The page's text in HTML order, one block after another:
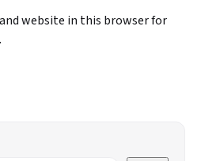
website in this browser for